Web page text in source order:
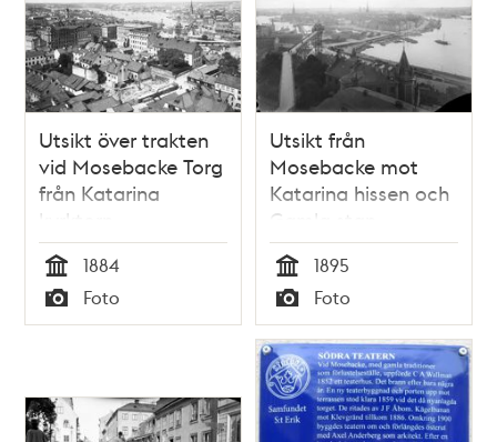
Utsikt över trakten
vid Mosebacke Torg
från Katarina
kyrktorn
Tid
1884
Typ
Foto
Utsikt från
Mosebacke mot
Katarina hissen och
Gamla stan
Tid
1895
Typ
Foto